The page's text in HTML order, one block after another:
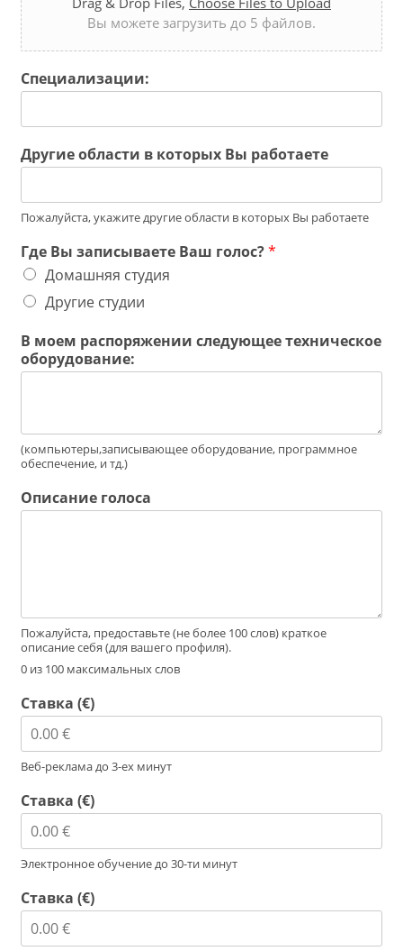
Вы можете загрузить до 5 файлов.
Специализации:
Другие области в которых Вы работаете
Пожалуйста, укажите другие области в которых Вы работаете
Где Вы записываете Ваш голос?*
Домашняя студия
Другие студии
В моем распоряжении следующее техническое
оборудование:
(компьютеры,записывающее оборудование, программное
обеспечение, и тд.)
Описание голоса
Пожалуйста, предоставьте (не более 100 слов) краткое
описание себя (для вашего профиля).
0 из 100 максимальных слов
Ставка (€)
Веб-реклама до 3-ех минут
Ставка (€)
Электронное обучение до 30-ти минут
Ставка (€)